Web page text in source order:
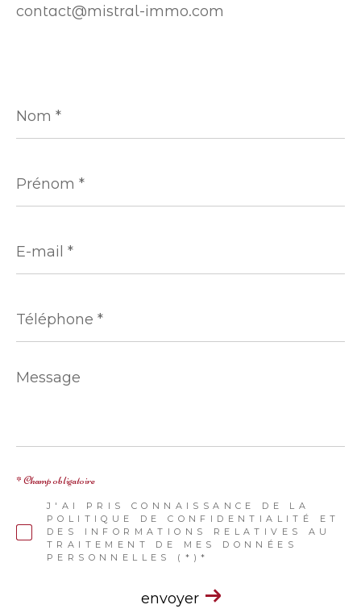
contact@mistral-immo.com
*
*
mail
*
*
Message
J'AI PRIS CONNAISSANCE DE LA
POLITIQUE DE CONFIDENTIALITÉ ET
DES INFORMATIONS RELATIVES AU
TRAITEMENT DE MES DONNÉES
PERSONNELLES (*)*
* Champ obligatoire
envoyer